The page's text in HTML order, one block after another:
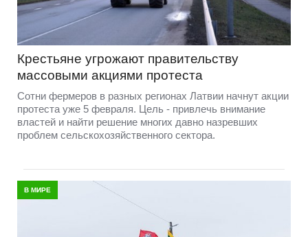
Крестьяне угрожают правительству
массовыми акциями протеста
Сотни фермеров в разных регионах Латвии начнут акции
протеста уже 5 февраля. Цель - привлечь внимание
властей и найти решение многих давно назревших
проблем сельскохозяйственного сектора.
В МИРЕ